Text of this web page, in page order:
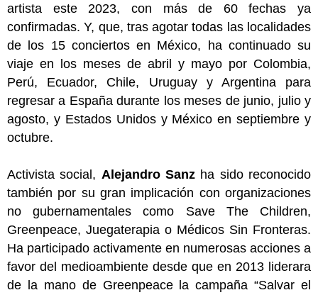
artista este 2023, con más de 60 fechas ya
confirmadas. Y, que, tras agotar todas las localidades
de los 15 conciertos en México, ha continuado su
viaje en los meses de abril y mayo por Colombia,
Perú, Ecuador, Chile, Uruguay y Argentina para
regresar a España durante los meses de junio, julio y
agosto, y Estados Unidos y México en septiembre y
octubre.
Activista social, Alejandro Sanz ha sido reconocido
también por su gran implicación con organizaciones
no gubernamentales como Save The Children,
Greenpeace, Juegaterapia o Médicos Sin Fronteras.
Ha participado activamente en numerosas acciones a
favor del medioambiente desde que en 2013 liderara
de la mano de Greenpeace la campaña “Salvar el